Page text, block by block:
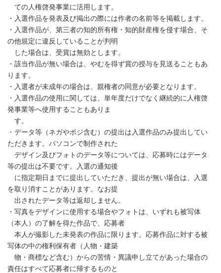
ての人権啓発事業に活用します。
・入選作品を発表及び掲出の際には作者の名前等を掲載します。
・入選作品が、第三者の知的所有権・知的財産権を侵す場合、そ
の他規定に違反していることが判明
した場合は、受賞は無効とします。
・該当作品が無い場合は、やむを得ず賞の授与を見送ることもあ
ります。
・入選者が未成年の場合は、親権者の同意が必要となります。
・入選作品の使用に関しては、単年度だけでなく継続的に人権啓
発事業等へ使用することもありま
す。
・データ等（ネガやポジ含む）の提出は入選作品のみ提出してい
ただきます。パソコンで制作された
デザイン及びフォトのデータ等については、応募時にはデータ
等の提出は不要です。入選の通知後
に指定期日までに提出していただき、提出が無い場合は、入選
を取り消すことがあります。なお提
出されたデータ等は返却しません。
・写真をデザインに使用する場合やフォトは、いずれも被写体
（本人）の了解を得た作品で、応募者
本人が撮影した未発表の作品に限ります。応募作品に対する被
写体の中の権利保有者（人物・建築
物・商標など含む）からの苦情・異議申し立てがあった場合の
責任はすべて応募者に帰するものと